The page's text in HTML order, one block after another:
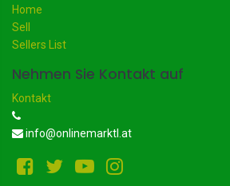
Home
Sell
Sellers List
Nehmen Sie Kontakt auf
Kontakt
info@onlinemarktl.at